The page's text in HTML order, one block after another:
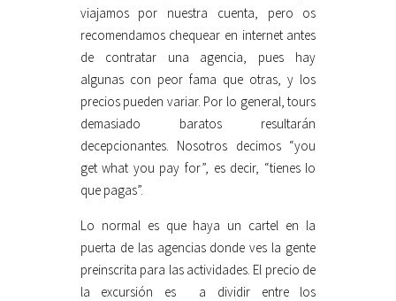
viajamos por nuestra cuenta, pero os
recomendamos chequear en internet antes
de contratar una agencia, pues hay
algunas con peor fama que otras, y los
precios pueden variar. Por lo general, tours
demasiado baratos resultarán
decepcionantes. Nosotros decimos “you
get what you pay for”, es decir, “tienes lo
que pagas”.
Lo normal es que haya un cartel en la
puerta de las agencias donde ves la gente
preinscrita para las actividades. El precio de
la excursión es a dividir entre los